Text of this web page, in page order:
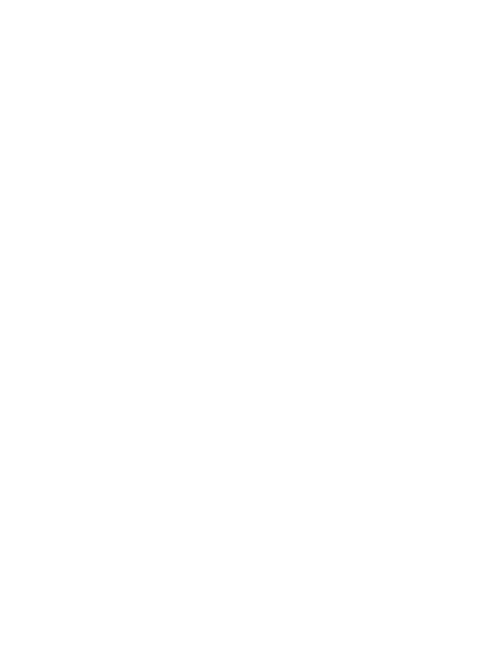
Animations et légendes interactives dans
Manipulation des variables visuelles. Création de